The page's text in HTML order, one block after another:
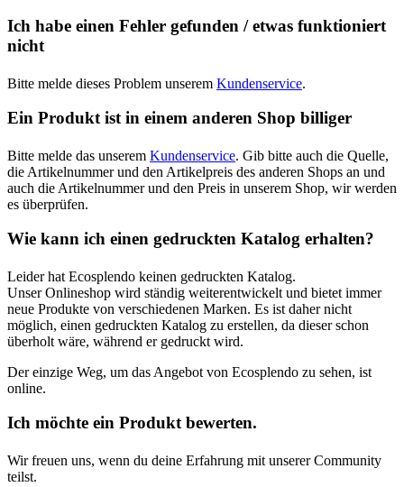
Ich habe einen Fehler gefunden / etwas funktioniert
nicht
Bitte melde dieses Problem unserem Kundenservice.
Ein Produkt ist in einem anderen Shop billiger
Bitte melde das unserem Kundenservice. Gib bitte auch die Quelle,
die Artikelnummer und den Artikelpreis des anderen Shops an und
auch die Artikelnummer und den Preis in unserem Shop, wir werden
es überprüfen.
Wie kann ich einen gedruckten Katalog erhalten?
Leider hat Ecosplendo keinen gedruckten Katalog.
Unser Onlineshop wird ständig weiterentwickelt und bietet immer
neue Produkte von verschiedenen Marken. Es ist daher nicht
möglich, einen gedruckten Katalog zu erstellen, da dieser schon
überholt wäre, während er gedruckt wird.
Der einzige Weg, um das Angebot von Ecosplendo zu sehen, ist
online.
Ich möchte ein Produkt bewerten.
Wir freuen uns, wenn du deine Erfahrung mit unserer Community
teilst.